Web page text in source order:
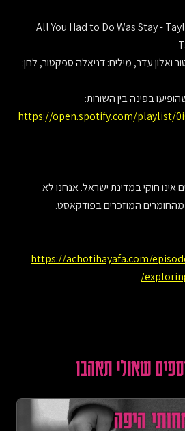
- All You Had to Do Was Stay -
ואלון עדר, מילים: דניאלה ספקטור, לחן:
בפינה בין השורות:
https://open.spotify.com/playlist/
אינו חוקי במדינת ישראל. אנחנו לא
מהחומרים המוזכרים בפודקאסט.
https://achotihayafa.com/
שאולי תאהבו